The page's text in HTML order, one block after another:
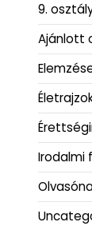
9.
Ajánlott
Irodalmi